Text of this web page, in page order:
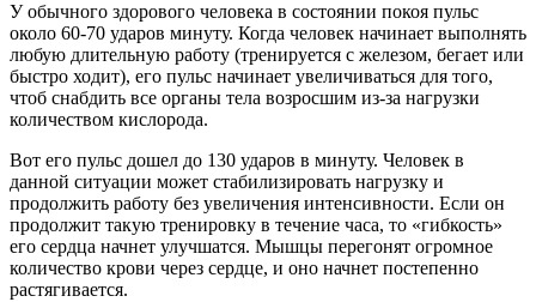
У обычного здорового человека в состоянии покоя пульс
около 60-70 ударов минуту. Когда человек начинает выполнять
любую длительную работу (тренируется с железом, бегает или
быстро ходит), его пульс начинает увеличиваться для того,
чтоб снабдить все органы тела возросшим из-за нагрузки
количеством кислорода.
Вот его пульс дошел до 130 ударов в минуту. Человек в
данной ситуации может стабилизировать нагрузку и
продолжить работу без увеличения интенсивности. Если он
продолжит такую тренировку в течение часа, то «гибкость»
его сердца начнет улучшатся. Мышцы перегонят огромное
количество крови через сердце, и оно начнет постепенно
растягивается.